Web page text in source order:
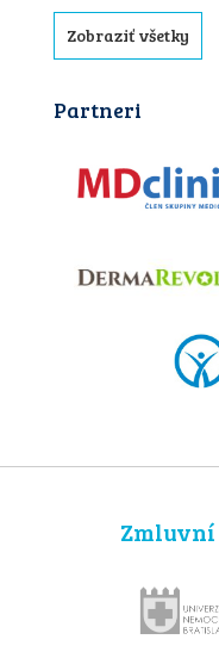
Zobraziť všetky
Partneri